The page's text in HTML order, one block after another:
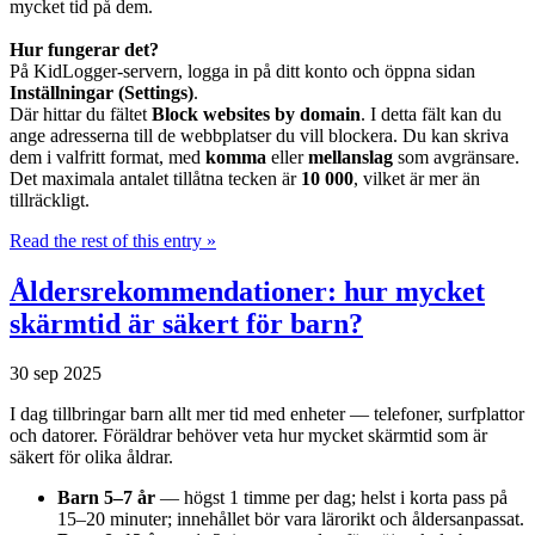
mycket tid på dem.
Hur fungerar det?
På KidLogger-servern, logga in på ditt konto och öppna sidan
Inställningar (Settings).
Där hittar du fältet Block websites by domain. I detta fält kan du
ange adresserna till de webbplatser du vill blockera. Du kan skriva
dem i valfritt format, med komma ellermellanslag som avgränsare.
Det maximala antalet tillåtna tecken är 10 000, vilket är mer än
tillräckligt.
Read the rest of this entry »
Åldersrekommendationer: hur mycket
skärmtid är säkert för barn?
30 sep 2025
I dag tillbringar barn allt mer tid med enheter — telefoner, surfplattor
och datorer. Föräldrar behöver veta hur mycket skärmtid som är
säkert för olika åldrar.
Barn 5–7 år — högst 1 timme per dag; helst i korta pass på
15–20 minuter; innehållet bör vara lärorikt och åldersanpassat.